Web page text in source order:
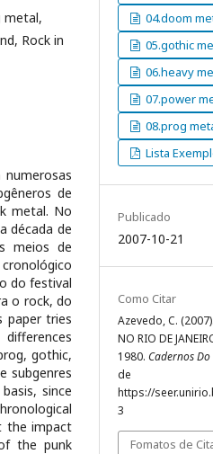
metal,
Rock in
de
metal. No
década de
meios de
do festival
o rock, do
paper tries
gothic,
subgenres
since
the impact
the punk
04.doom
05.gothic
06.heavy
07.power
08.prog
Lista
Publicado
2007-10-21
Como Citar
Azevedo, C.
NO RIO DE
1980. Cadernos
de
https://
3
Fomatos de